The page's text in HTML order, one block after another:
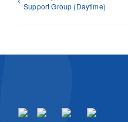
Support Group (Daytime)